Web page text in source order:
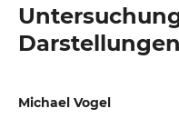
Michael Vogel